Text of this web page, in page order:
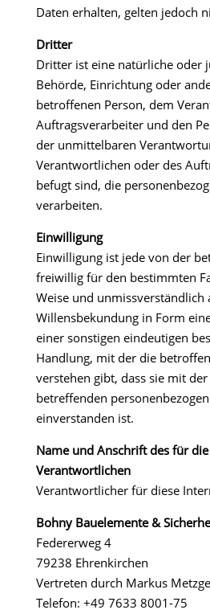
Daten erhalten, gelten jedoch
Dritter
Dritter ist eine natürliche oder
Behörde, Einrichtung oder
betroffenen Person, dem
Auftragsverarbeiter und den
der unmittelbaren
Verantwortlichen oder des
befugt sind, die
verarbeiten.
Einwilligung
Einwilligung ist jede von der
freiwillig für den bestimmten
Weise und unmissverständlich
Willensbekundung in Form
einer sonstigen eindeutigen
Handlung, mit der die
verstehen gibt, dass sie mit
betreffenden
einverstanden ist.
Name und Anschrift des für
Verantwortlichen
Verantwortlicher für diese
Bohny Bauelemente &
Federerweg 4
79238 Ehrenkirchen
Vertreten durch Markus
Telefon: +49 7633 8001-75